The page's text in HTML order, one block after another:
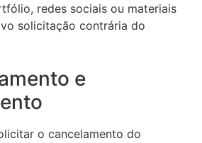
redes sociais ou materiais
solicitação contrária do
e
o cancelamento do